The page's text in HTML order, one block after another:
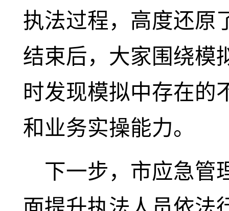
执法过程，高度还原
结束后，大家围绕模
时发现模拟中存在的
和业务实操能力。
下一步，市应急管